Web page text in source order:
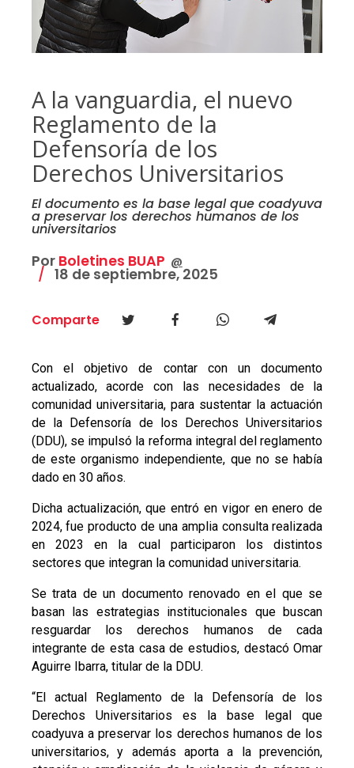
A la vanguardia, el nuevo
Reglamento de la
Defensoría de los
Derechos Universitarios
El documento es la base legal que coadyuva
a preservar los derechos humanos de los
universitarios
Por Boletines BUAP @
18 de septiembre, 2025
Comparte
Con el objetivo de contar con un documento
actualizado, acorde con las necesidades de la
comunidad universitaria, para sustentar la actuación
de la Defensoría de los Derechos Universitarios
(DDU), se impulsó la reforma integral del reglamento
de este organismo independiente, que no se había
dado en 30 años.
Dicha actualización, que entró en vigor en enero de
2024, fue producto de una amplia consulta realizada
en 2023 en la cual participaron los distintos
sectores que integran la comunidad universitaria.
Se trata de un documento renovado en el que se
basan las estrategias institucionales que buscan
resguardar los derechos humanos de cada
integrante de esta casa de estudios, destacó Omar
Aguirre Ibarra, titular de la DDU.
“El actual Reglamento de la Defensoría de los
Derechos Universitarios es la base legal que
coadyuva a preservar los derechos humanos de los
universitarios, y además aporta a la prevención,